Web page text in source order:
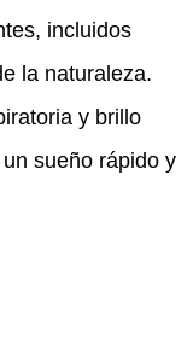
incluidos
la naturaleza.
y brillo
sueño rápido y